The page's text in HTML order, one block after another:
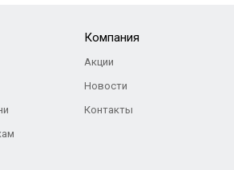
Компания
Акции
Новости
Контакты